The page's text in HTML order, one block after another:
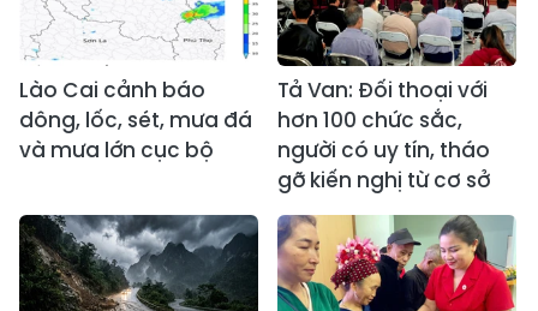
Lào Cai cảnh báo
dông, lốc, sét, mưa đá
và mưa lớn cục bộ
Tả Van: Đối thoại với
hơn 100 chức sắc,
người có uy tín, tháo
gỡ kiến nghị từ cơ sở